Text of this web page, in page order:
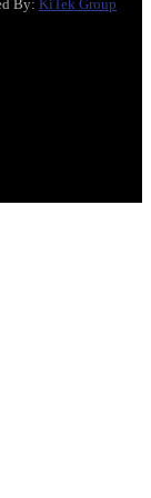
By: KiTek Group